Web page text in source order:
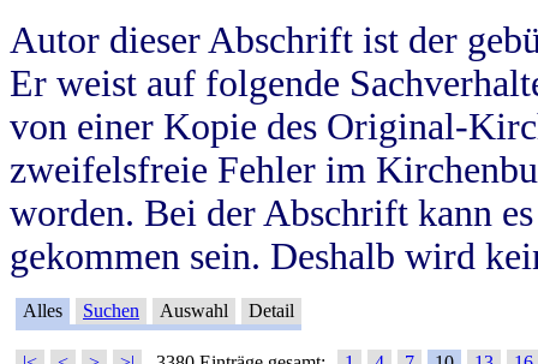
Autor dieser Abschrift ist der
Er weist auf folgende
von einer Kopie des Original-
zweifelsfreie Fehler im
worden. Bei der Abschrift kann
gekommen sein. Deshalb wird
Alles Suchen Auswahl Detail